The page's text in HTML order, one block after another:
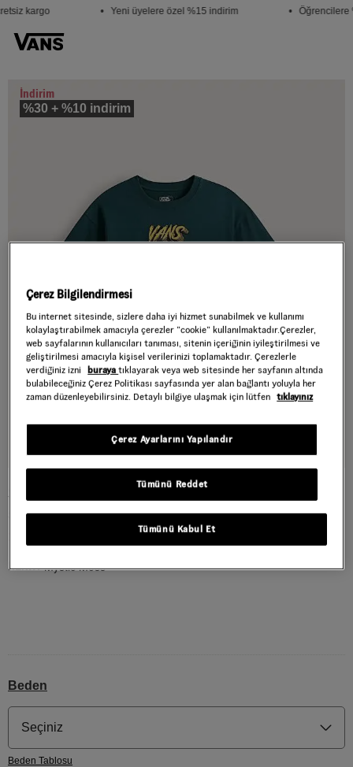
kargo • Yeni üyelere özel %15 indirim • Öğrencilere
İndirim
%30 + %10 indirim
STONE SWIRL LOOSE TİŞÖRT
Style : VN000VY1FRJ1
1.999,00 TL
RENK : Mystic Moss
Beden
Seçiniz
Beden Tablosu
Çerez Bilgilendirmesi
Bu internet sitesinde, sizlere daha iyi hizmet sunabilmek ve kullanımı
kolaylaştırabilmek amacıyla çerezler ”cookie” kullanılmaktadır.Çerezler,
web sayfalarının kullanıcıları tanıması, sitenin içeriğinin iyileştirilmesi ve
geliştirilmesi amacıyla kişisel verilerinizi toplamaktadır. Çerezlerle
verdiğiniz izni
burayatıklayarak veya web sitesinde her sayfanın altında
bulabileceğiniz Çerez Politikası sayfasında yer alan bağlantı yoluyla her
zaman düzenleyebilirsiniz. Detaylı bilgiye ulaşmak için lütfen tıklayınız
Tümünü Reddet
Tümünü Kabul Et
Çerez Ayarlarını Yapılandır